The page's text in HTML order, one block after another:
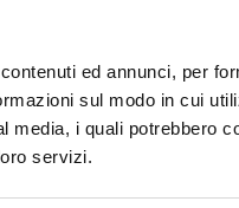
ed annunci, per
sul modo in cui
media, i quali potrebbero
servizi.